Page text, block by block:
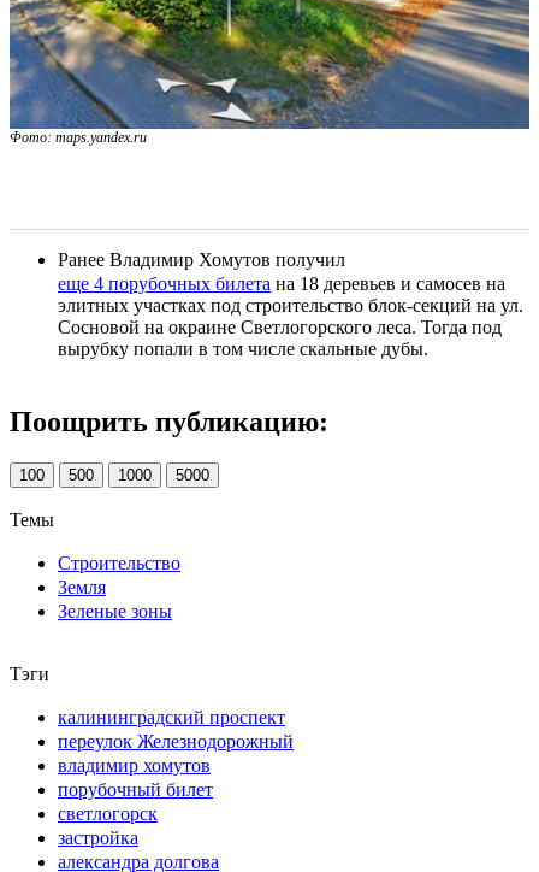
Фото: maps.yandex.ru
Ранее Владимир Хомутов получил
еще 4 порубочных билета на 18 деревьев и самосев на
элитных участках под строительство блок-секций на ул.
Сосновой на окраине Светлогорского леса. Тогда под
вырубку попали в том числе скальные дубы.
Поощрить публикацию:
100 500 1000 5000
Темы
Строительство
Земля
Зеленые зоны
Тэги
калининградский проспект
переулок Железнодорожный
владимир хомутов
порубочный билет
светлогорск
застройка
александра долгова